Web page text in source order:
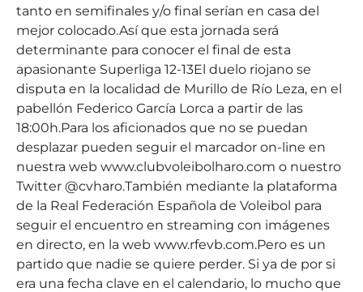
tanto en semifinales y/o final serían en casa del
mejor colocado.Así que esta jornada será
determinante para conocer el final de esta
apasionante Superliga 12-13El duelo riojano se
disputa en la localidad de Murillo de Río Leza, en el
pabellón Federico García Lorca a partir de las
18:00h.Para los aficionados que no se puedan
desplazar pueden seguir el marcador on-line en
nuestra web www.clubvoleibolharo.com o nuestro
Twitter @cvharo.También mediante la plataforma
de la Real Federación Española de Voleibol para
seguir el encuentro en streaming con imágenes
en directo, en la web www.rfevb.com.Pero es un
partido que nadie se quiere perder. Si ya de por si
era una fecha clave en el calendario, lo mucho que